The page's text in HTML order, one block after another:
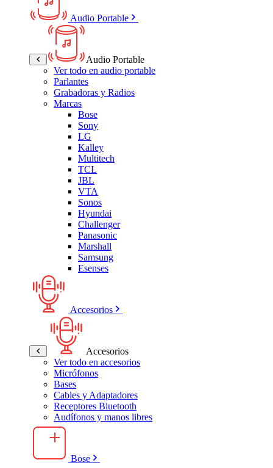
Audio Portable
Audio Portable
Ver todo en audio portable
Parlantes
Grabadoras y Radios
Marcas
Bose
Sony
LG
Kalley
Multitech
TCL
JBL
VTA
Sonos
Hyundai
Challenger
Panasonic
Marshall
Samsung
Esenses
Accesorios
Accesorios
Ver todo en accesorios
Micrófonos
Bases
Cables y Adaptadores
Receptores Bluetooth
Audífonos y manos libres
Bose